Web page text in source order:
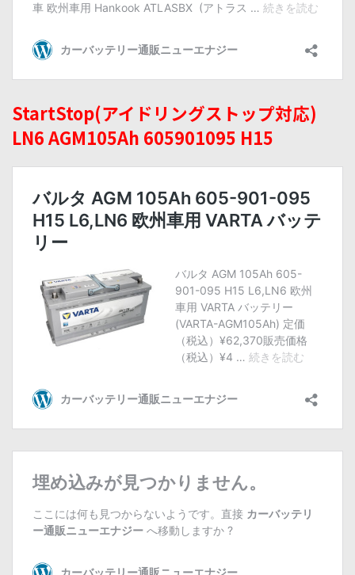
StartStop(アイドリングストップ対応)
LN6 AGM105Ah 605901095 H15